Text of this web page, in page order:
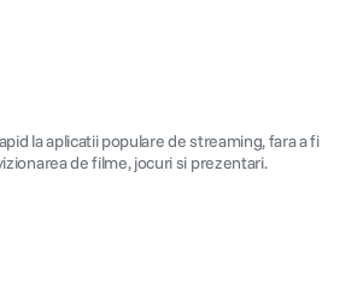
la aplicatii populare de streaming, fara a fi
de filme, jocuri si prezentari.